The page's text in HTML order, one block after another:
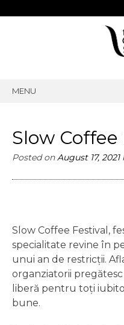
MENU
Slow Coffee
Posted onAugust 17, 2021
Slow Coffee Festival,
specialitate revine în
unui an de restricții.
organziatorii
liberă pentru toți
bune.